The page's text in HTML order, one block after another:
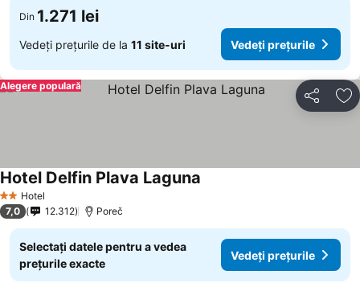
Din 1.271 lei
Vedeți prețurile de la 11 site-uri Vedeți prețurile
Distribuiți
Alegere populară
2 SteleHotel
Hotel Delfin Plava Laguna
7,0 12.312 Poreč
Selectați datele pentru a vedea
prețurile exacte
Vedeți prețurile